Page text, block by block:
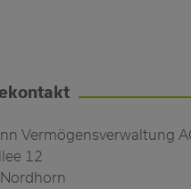
Vermögensverwaltung
12